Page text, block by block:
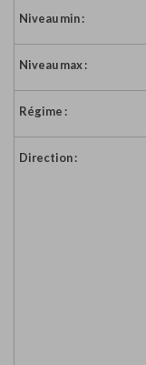
Niveau min :
Niveau max :
Régime :
Direction :